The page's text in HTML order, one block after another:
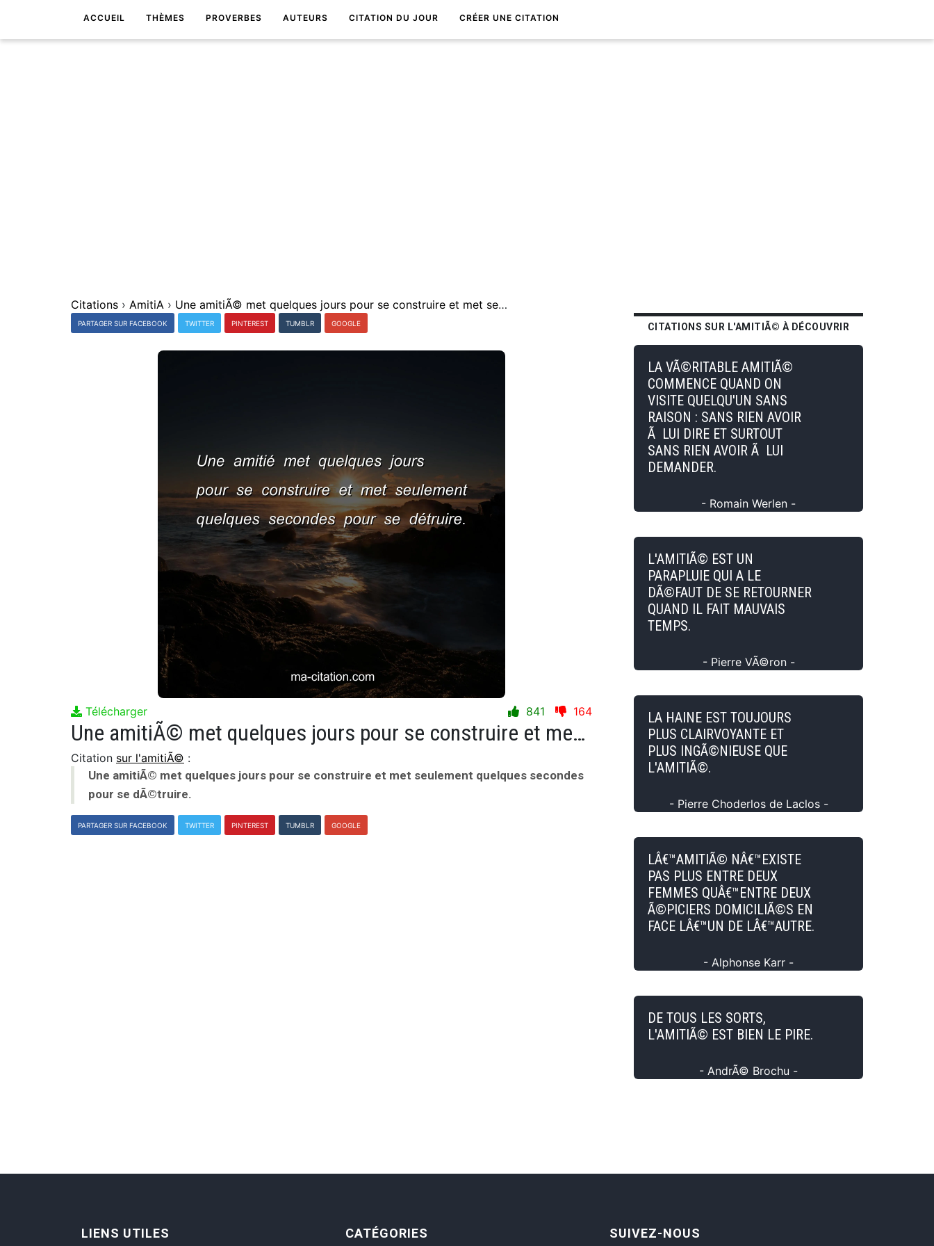
ACCUEIL THÈMES PROVERBES AUTEURS CITATION DU JOUR CRÉER UNE CITATION
Citations › AmitiA › Une amitiÃ© met quelques jours pour se construire et met seulement quelques secondes pour se dÃ©truire.
PARTAGER SUR FACEBOOK TWITTER PINTEREST TUMBLR GOOGLE
Télécharger 841 164
Une amitiÃ© met quelques jours pour se construire et met seulement quelques secondes pour se dÃ©truire.
Citation sur l'amitiÃ© :
Une amitiÃ© met quelques jours pour se construire et met seulement quelques secondes
pour se dÃ©truire.
PARTAGER SUR FACEBOOK TWITTER PINTEREST TUMBLR GOOGLE
CITATIONS SUR L'AMITIÃ© À DÉCOUVRIR
LA VÃ©RITABLE AMITIÃ©
COMMENCE QUAND ON
VISITE QUELQU'UN SANS
RAISON : SANS RIEN AVOIR
Ã LUI DIRE ET SURTOUT
SANS RIEN AVOIR Ã LUI
DEMANDER.
- Romain Werlen -
L'AMITIÃ© EST UN
PARAPLUIE QUI A LE
DÃ©FAUT DE SE RETOURNER
QUAND IL FAIT MAUVAIS
TEMPS.
- Pierre VÃ©ron -
LA HAINE EST TOUJOURS
PLUS CLAIRVOYANTE ET
PLUS INGÃ©NIEUSE QUE
L'AMITIÃ©.
- Pierre Choderlos de Laclos -
LÂ€™AMITIÃ© NÂ€™EXISTE
PAS PLUS ENTRE DEUX
FEMMES QUÂ€™ENTRE DEUX
Ã©PICIERS DOMICILIÃ©S EN
FACE LÂ€™UN DE LÂ€™AUTRE.
- Alphonse Karr -
DE TOUS LES SORTS,
L'AMITIÃ© EST BIEN LE PIRE.
- AndrÃ© Brochu -
LIENS UTILES CATÉGORIES SUIVEZ-NOUS